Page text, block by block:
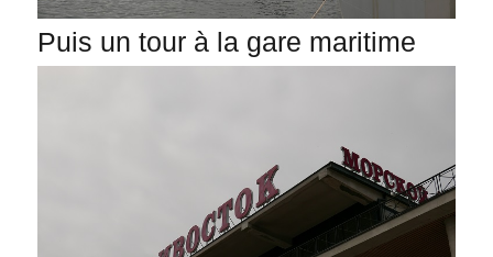
Puis un tour à la gare maritime